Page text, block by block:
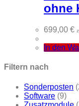
ohne
699,00 €
In den
Filtern nach
Sonderposten
Software (9)